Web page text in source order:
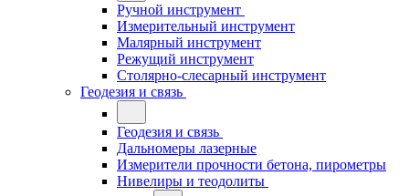
Ручной инструмент
Измерительный инструмент
Малярный инструмент
Режущий инструмент
Столярно-слесарный инструмент
Геодезия и связь
Геодезия и связь
Дальномеры лазерные
Измерители прочности бетона, пирометры
Нивелиры и теодолиты